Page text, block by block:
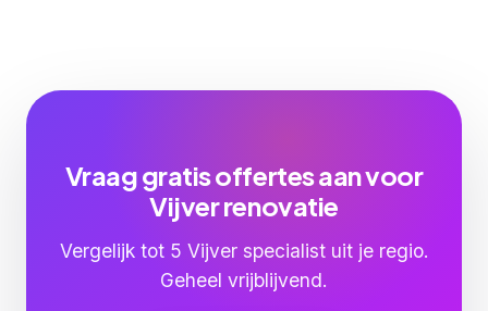
Vraag gratis offertes aan voor
Vijver renovatie
Vergelijk tot 5 Vijver specialist uit je regio.
Geheel vrijblijvend.